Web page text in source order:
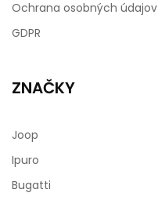
Ochrana osobných údajov
GDPR
ZNAČKY
Joop
Ipuro
Bugatti